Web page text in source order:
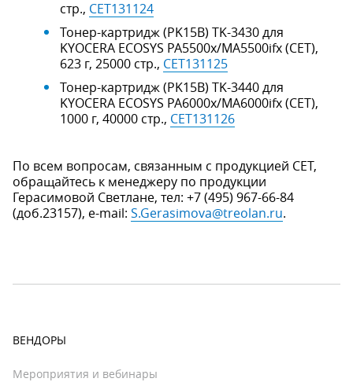
стр., CET131124
Тонер-картридж (PK15B) TK-3430 для
KYOCERA ECOSYS PA5500x/MA5500ifx (CET),
623 г, 25000 стр., CET131125
Тонер-картридж (PK15B) TK-3440 для
KYOCERA ECOSYS PA6000x/MA6000ifx (CET),
1000 г, 40000 стр., CET131126
По всем вопросам, связанным с продукцией СЕТ,
обращайтесь к менеджеру по продукции
Герасимовой Светлане, тел: +7 (495) 967-66-84
(доб.23157), e-mail: S.Gerasimova@treolan.ru.
ВЕНДОРЫ
Мероприятия и вебинары